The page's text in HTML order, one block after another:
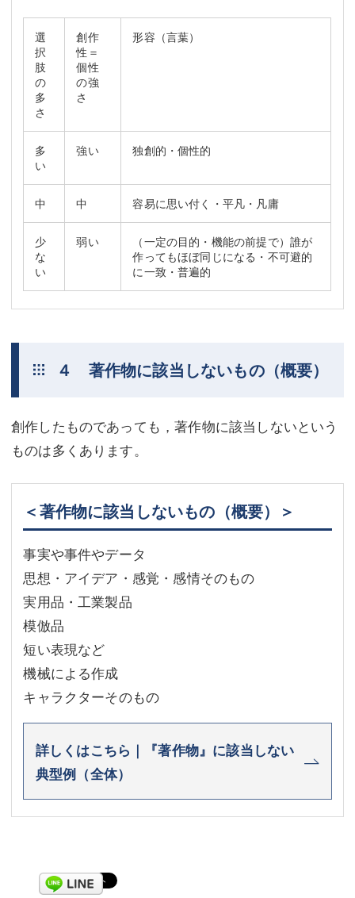
選
択
肢
の
多
さ
創作
性＝
個性
の強
さ
形容（言葉）
多
い
強い 独創的・個性的
中 中 容易に思い付く・平凡・凡庸
少
な
い
弱い
（一定の目的・機能の前提で）誰が
作ってもほぼ同じになる・不可避的
に一致・普遍的
４ 著作物に該当しないもの（概要）
創作したものであっても，著作物に該当しないという
ものは多くあります。
＜著作物に該当しないもの（概要）＞
事実や事件やデータ
思想・アイデア・感覚・感情そのもの
実用品・工業製品
模倣品
短い表現など
機械による作成
キャラクターそのもの
詳しくはこちら｜『著作物』に該当しない
典型例（全体）